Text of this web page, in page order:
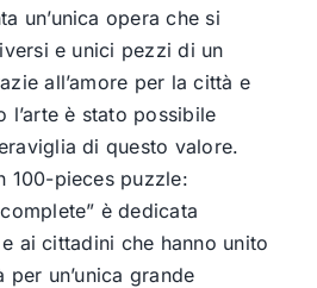
un’unica opera che si
e unici pezzi di un
all’amore per la città e
l’arte è stato possibile
di questo valore.
100-pieces puzzle:
è dedicata
ai cittadini che hanno unito
un’unica grande